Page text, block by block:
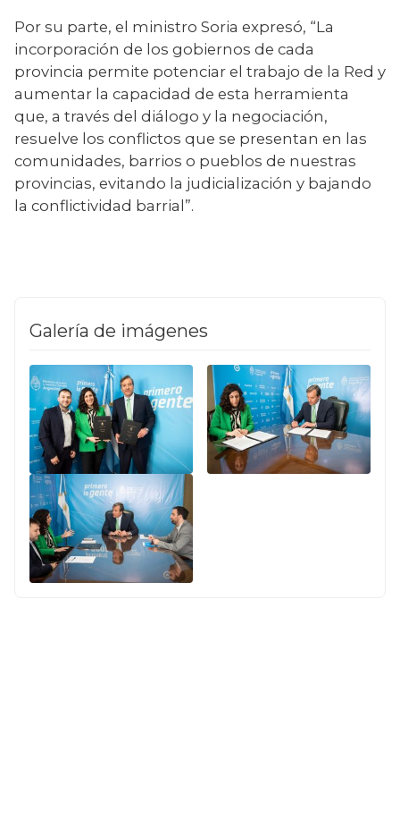
Por su parte, el ministro Soria expresó, “La
incorporación de los gobiernos de cada
provincia permite potenciar el trabajo de la Red y
aumentar la capacidad de esta herramienta
que, a través del diálogo y la negociación,
resuelve los conflictos que se presentan en las
comunidades, barrios o pueblos de nuestras
provincias, evitando la judicialización y bajando
la conflictividad barrial”.
Galería de imágenes